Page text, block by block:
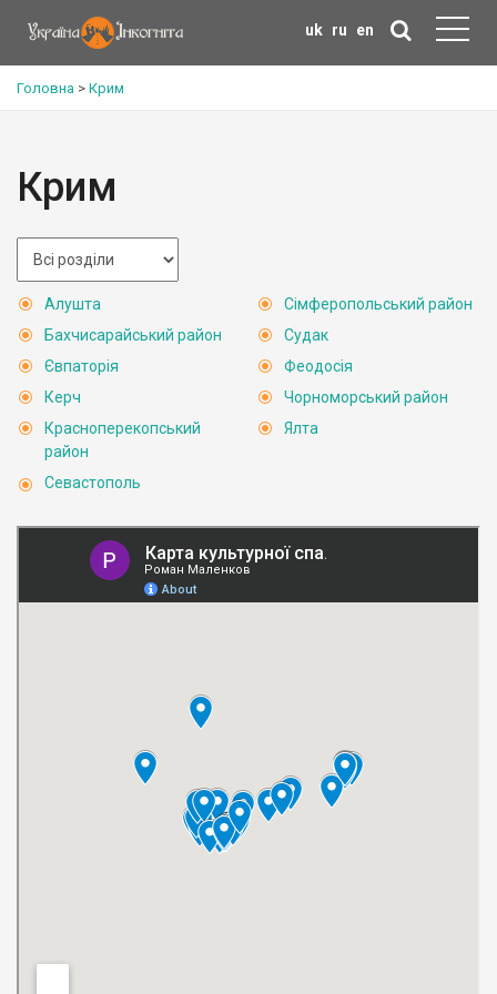
uk ru en
Головна > Крим
Крим
Алушта
Бахчисарайський район
Євпаторія
Керч
Красноперекопський
район
Севастополь
Сімферопольський район
Судак
Феодосія
Чорноморський район
Ялта